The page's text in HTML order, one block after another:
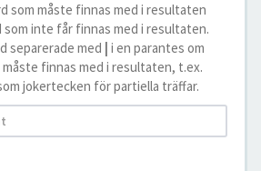
som måste finnas med i resultaten
inte får finnas med i resultaten.
separerade med | i en parantes om
finnas med i resultaten, t.ex.
jokertecken för partiella träffar.